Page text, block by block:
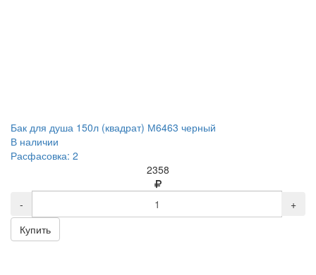
Бак для душа 150л (квадрат) М6463 черный
В наличии
Расфасовка: 2
2358
-
+
Купить